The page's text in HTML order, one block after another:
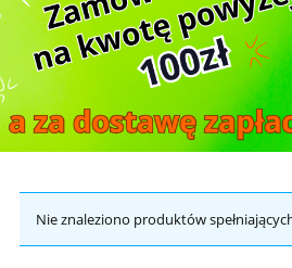
Nie znaleziono produktów